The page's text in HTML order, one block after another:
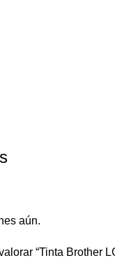
aún.
“Tinta Brother